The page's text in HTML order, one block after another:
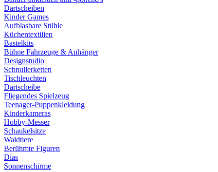
Dartscheiben
Kinder Games
Aufblasbare Stühle
Küchentextilien
Bastelkits
Bühne Fahrzeuge & Anhänger
Designstudio
Schnullerketten
Tischleuchten
Dartscheibe
Fliegendes Spielzeug
Teenager-Puppenkleidung
Kinderkameras
Hobby-Messer
Schaukelsitze
Waldtiere
Berühmte Figuren
Dias
Sonnenschirme